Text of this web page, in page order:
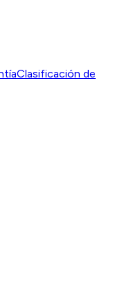
Clasificación de